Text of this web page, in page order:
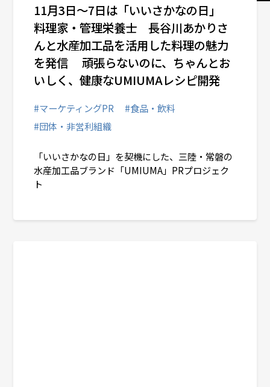
「いいさかなの日」を契機にした、三陸・常磐の
水産加工品ブランド「UMIUMA」PRプロジェク
ト
#マーケティングPR
#食品・飲料
#団体・非営利組織
11月3日～7日は「いいさかなの日」
料理家・管理栄養士 長谷川あかりさ
んと水産加工品を活用した料理の魅力
を発信 頑張らないのに、ちゃんとお
いしく、健康なUMIUMAレシピ開発
# デジタルコミュニケーション
# インバウンド・アウトバウンド
コーポレートコミュニケーション
ヘルスケアコミュニケーション
統合コミュニケーション